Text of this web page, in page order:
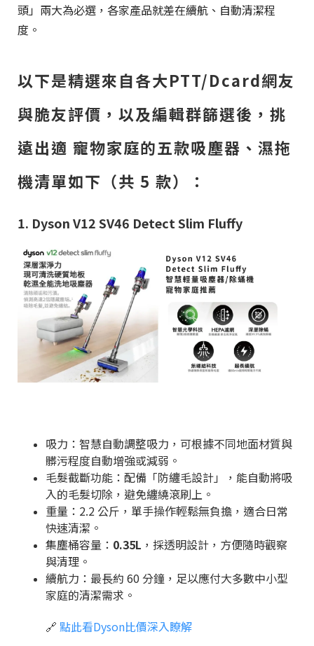
頭」兩大為必選，各家產品就差在續航、自動清潔程
度。
以下是精選來自各大PTT/Dcard網友
與脆友評價，以及編輯群篩選後，挑
遠出適 寵物家庭的五款吸塵器、濕拖
機清單如下（共 5 款）：
1. Dyson V12 SV46 Detect Slim Fluffy
吸力：智慧自動調整吸力，可根據不同地面材質與
髒污程度自動增強或減弱。
毛髮截斷功能：配備「防纏毛設計」，能自動將吸
入的毛髮切除，避免纏繞滾刷上。
重量：2.2 公斤，單手操作輕鬆無負擔，適合日常
快速清潔。
集塵桶容量： 0.35L ，採透明設計，方便隨時觀察
與清理。
續航力：最長約 60 分鐘 ，足以應付大多數中小型
家庭的清潔需求。
🔗 點此看Dyson比價深入瞭解